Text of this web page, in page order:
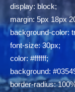
display: block;
margin: 5px 18px
background-color:
font-size: 30px;
color: #ffffff;
background:
border-radius: